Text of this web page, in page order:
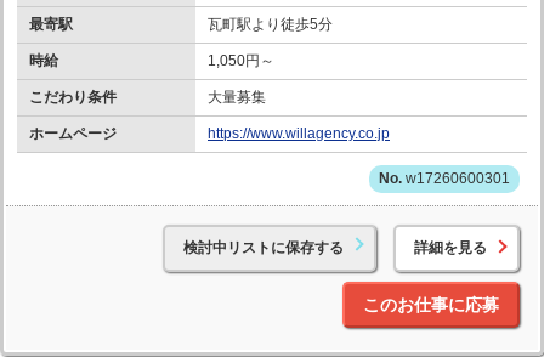
最寄駅 瓦町駅より徒歩5分
時給 1,050円～
こだわり条件 大量募集
ホームページ https://www.willagency.co.jp
w17260600301
検討中リストに保存する 詳細を見る
このお仕事に応募